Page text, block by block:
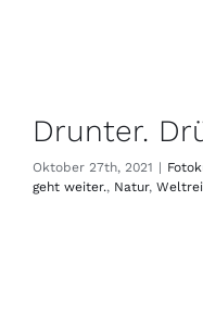
Drunter.
Oktober 27th, 2021 |
geht weiter., Natur,